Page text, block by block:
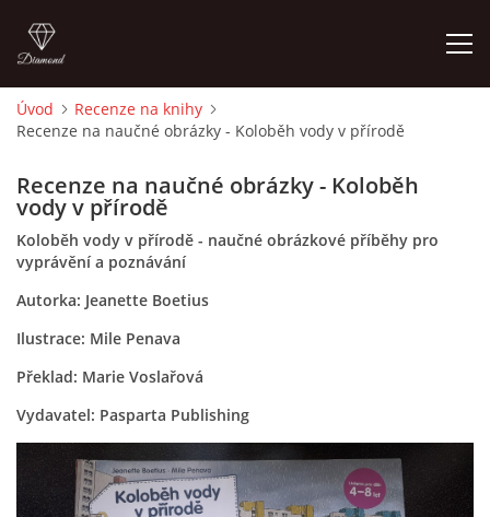
ÚVOD
O MĚ
FOTOALBUM
DĚJINY VÝTVARNÉHO UMĚNÍ
ROČNÍ PLÁN - INSPIRACE /DLE NOVÉHO RVP PV 2025
Úvod
Recenze na knihy
Recenze na naučné obrázky - Koloběh vody v přírodě
Recenze na naučné obrázky - Koloběh
vody v přírodě
Koloběh vody v přírodě - naučné obrázkové příběhy pro
vyprávění a poznávání
Autorka: Jeanette Boetius
Ilustrace: Mile Penava
Překlad: Marie Voslařová
Vydavatel: Pasparta Publishing